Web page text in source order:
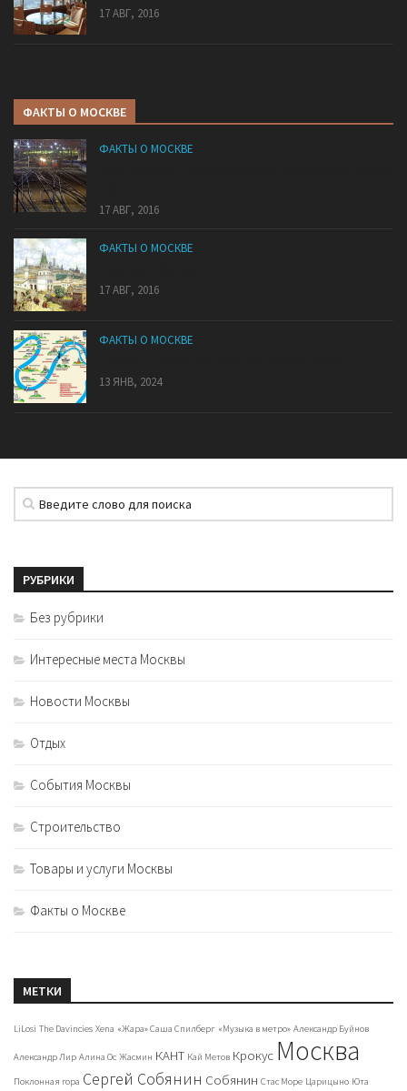
17 АВГ, 2016
ФАКТЫ О МОСКВЕ
ФАКТЫ О МОСКВЕ
17 АВГ, 2016
ФАКТЫ О МОСКВЕ
17 АВГ, 2016
ФАКТЫ О МОСКВЕ
13 ЯНВ, 2024
РУБРИКИ
Без рубрики
Интересные места Москвы
Новости Москвы
Отдых
События Москвы
Строительство
Товары и услуги Москвы
Факты о Москве
МЕТКИ
LiLosi The Davincies Xena «Жара» Саша Спилберг «Музыка в метро» Александр Буйнов
Александр Лир Алина Ос Жасмин КАНТ Кай Метов Крокус Москва
Поклонная гора Сергей Собянин Собянин Стас Море Царицыно Юта